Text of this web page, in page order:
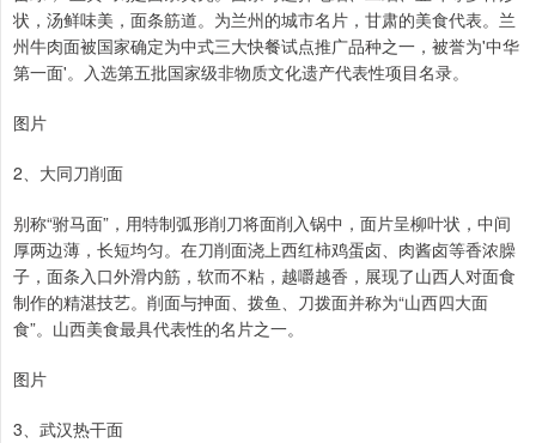
状，汤鲜味美，面条筋道。为兰州的城市名片，甘肃的美食代表。兰
州牛肉面被国家确定为中式三大快餐试点推广品种之一，被誉为'中华
第一面'。入选第五批国家级非物质文化遗产代表性项目名录。
图片
2、大同刀削面
别称“驸马面”，用特制弧形削刀将面削入锅中，面片呈柳叶状，中间
厚两边薄，长短均匀。在刀削面浇上西红柿鸡蛋卤、肉酱卤等香浓臊
子，面条入口外滑内筋，软而不粘，越嚼越香，展现了山西人对面食
制作的精湛技艺。削面与抻面、拨鱼、刀拨面并称为“山西四大面
食”。山西美食最具代表性的名片之一。
图片
3、武汉热干面